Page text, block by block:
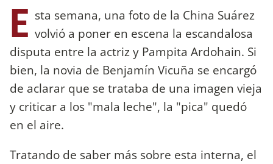
E sta semana, una foto de la China Suárez
volvió a poner en escena la escandalosa
disputa entre la actriz y Pampita Ardohain. Si
bien, la novia de Benjamín Vicuña se encargó
de aclarar que se trataba de una imagen vieja
y criticar a los "mala leche", la "pica" quedó
en el aire.
Tratando de saber más sobre esta interna, el